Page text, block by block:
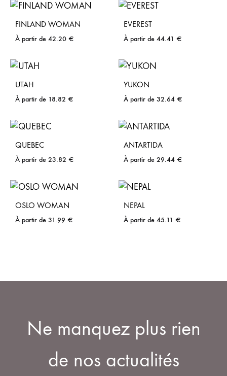
FINLAND WOMAN
À partir de 42.20 €
EVEREST
À partir de 44.41 €
UTAH
À partir de 18.82 €
YUKON
À partir de 32.64 €
QUEBEC
À partir de 23.82 €
ANTARTIDA
À partir de 29.44 €
OSLO WOMAN
À partir de 31.99 €
NEPAL
À partir de 45.11 €
Ne manquez plus rien
de nos actualités